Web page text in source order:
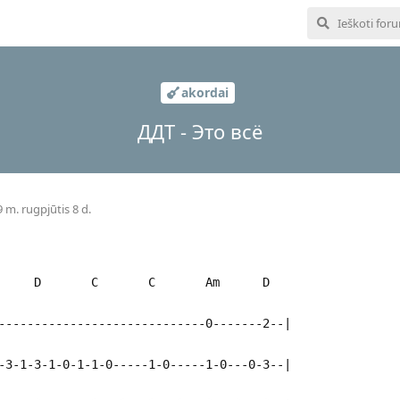
akordai
ДДТ - Это всё
m. rugpjūtis 8 d.
C C Am D
0-------2--|
1-3-1-0-1-1-0-----1-0-----1-0---0-3--|